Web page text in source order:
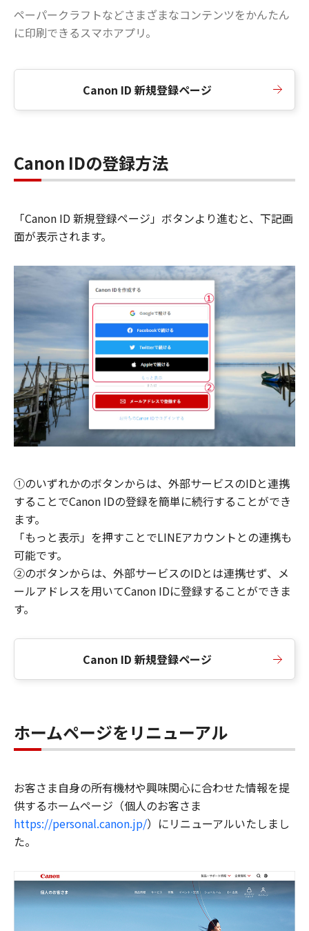
ペーパークラフトなどさまざまなコンテンツをかんたん
に印刷できるスマホアプリ。
Canon ID 新規登録ページ
Canon IDの登録方法
「Canon ID 新規登録ページ」ボタンより進むと、下記画
面が表示されます。
①のいずれかのボタンからは、外部サービスのIDと連携
することでCanon IDの登録を簡単に続行することができ
ます。
「もっと表示」を押すことでLINEアカウントとの連携も
可能です。
②のボタンからは、外部サービスのIDとは連携せず、メ
ールアドレスを用いてCanon IDに登録することができま
す。
Canon ID 新規登録ページ
ホームページをリニューアル
お客さま自身の所有機材や興味関心に合わせた情報を提
供するホームページ（個人のお客さま
https://personal.canon.jp/）にリニューアルいたしまし
た。